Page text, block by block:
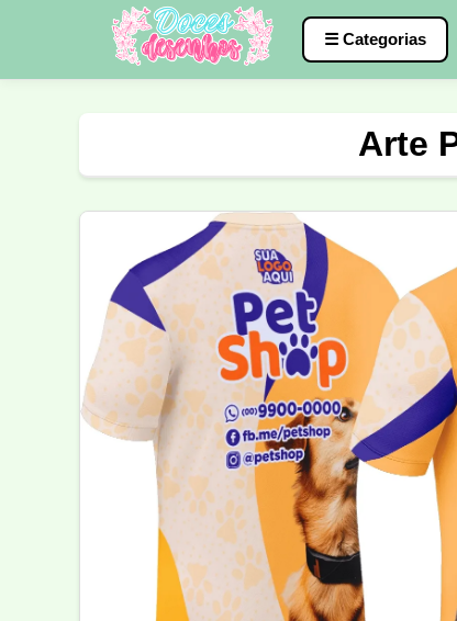
☰ Categorias
Carnaval Natal Natalina
Motocross Ciclismo Nail
Língua Portuguesa
Arte